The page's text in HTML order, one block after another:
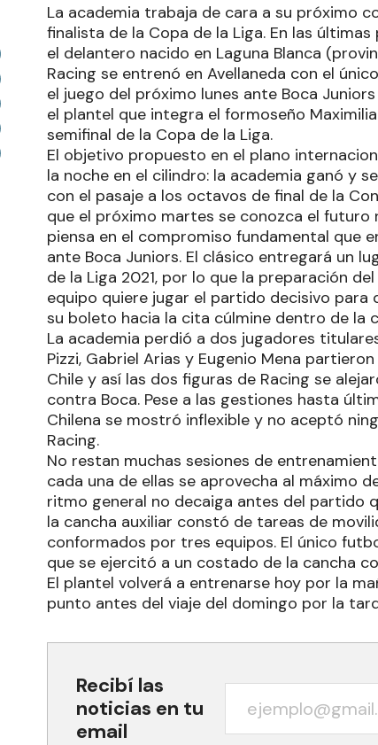
La academia trabaja de cara a su próximo
finalista de la Copa de la Liga. En las
el delantero nacido en Laguna Blanca
Racing se entrenó en Avellaneda con el
el juego del próximo lunes ante Boca
el plantel que integra el formoseño
semifinal de la Copa de la Liga.
El objetivo propuesto en el plano
la noche en el cilindro: la academia ganó y
con el pasaje a los octavos de final de la
que el próximo martes se conozca el
piensa en el compromiso fundamental que
ante Boca Juniors. El clásico entregará un
de la Liga 2021, por lo que la preparación
equipo quiere jugar el partido decisivo
su boleto hacia la cita cúlmine dentro de la
La academia perdió a dos jugadores
Pizzi, Gabriel Arias y Eugenio Mena
Chile y así las dos figuras de Racing se
contra Boca. Pese a las gestiones hasta
Chilena se mostró inflexible y no aceptó
Racing.
No restan muchas sesiones de
cada una de ellas se aprovecha al máximo
ritmo general no decaiga antes del partido
la cancha auxiliar constó de tareas de
conformados por tres equipos. El único
que se ejercitó a un costado de la cancha
El plantel volverá a entrenarse hoy por la
punto antes del viaje del domingo por la
Recibí las
noticias en tu
email